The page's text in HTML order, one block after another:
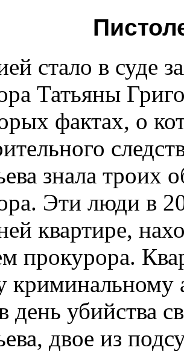
стало в суде
Татьяны
фактах, о
знала троих
Эти люди в
квартире,
прокурора.
криминальному
день убийства
двое из